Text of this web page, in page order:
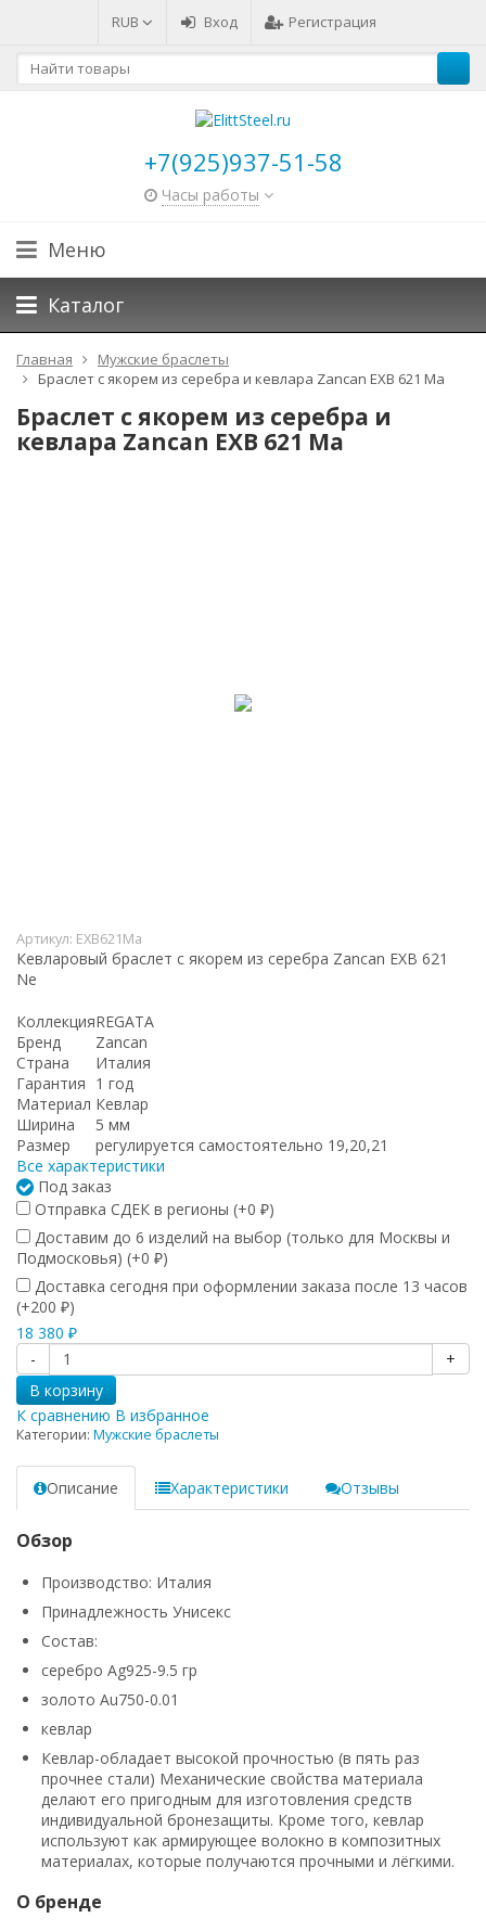
RUB Вход Регистрация
+7(925)937-51-58
Часы работы
Меню
Каталог
Главная
Мужские браслеты
Браслет с якорем из серебра и кевлара Zancan EXB 621 Ma
Браслет с якорем из серебра и
кевлара Zancan EXB 621 Ma
Артикул: EXB621Ma
Кевларовый браслет с якорем из серебра Zancan EXB 621
Ne
КоллекцияREGATA
Бренд
Zancan
Страна
Италия
Гарантия 1 год
Материал Кевлар
Ширина
5 мм
Размер
регулируется самостоятельно 19,20,21
Все характеристики
Под заказ
Отправка СДЕК в регионы (+0 ₽)
Доставим до 6 изделий на выбор (только для Москвы и
Подмосковья) (+0 ₽)
Доставка сегодня при оформлении заказа после 13 часов
(+200 ₽)
18 380 ₽
-
+
В корзину
К сравнению В избранное
Категории: Мужские браслеты
Описание Характеристики Отзывы
Обзор
Производство: Италия
Принадлежность Унисекс
Состав:
серебро Ag925-9.5 гр
золото Au750-0.01
кевлар
Кевлар-обладает высокой прочностью (в пять раз
прочнее стали) Механические свойства материала
делают его пригодным для изготовления средств
индивидуальной бронезащиты. Кроме того, кевлар
используют как армирующее волокно в композитных
материалах, которые получаются прочными и лёгкими.
О бренде